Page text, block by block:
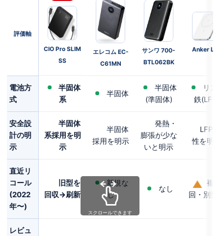
評価軸
CIO Pro SLIM
SS
エレコム EC-
C61MN
サンワ 700-
BTL062BK
Anker
電池方
式
半固体
系
半固体
半固体
(準固体)
リン
鉄(LFP)
安全設
計の明
示
半固体
系採用を明
示
半固体
採用を明示
発熱・
膨張が少な
いと明示
LFP
性を明
直近リ
コール
(2022
年〜)
旧型を
回収→刷新
新規な
し
なし
複
回・別型
レビュ
スクロールできます